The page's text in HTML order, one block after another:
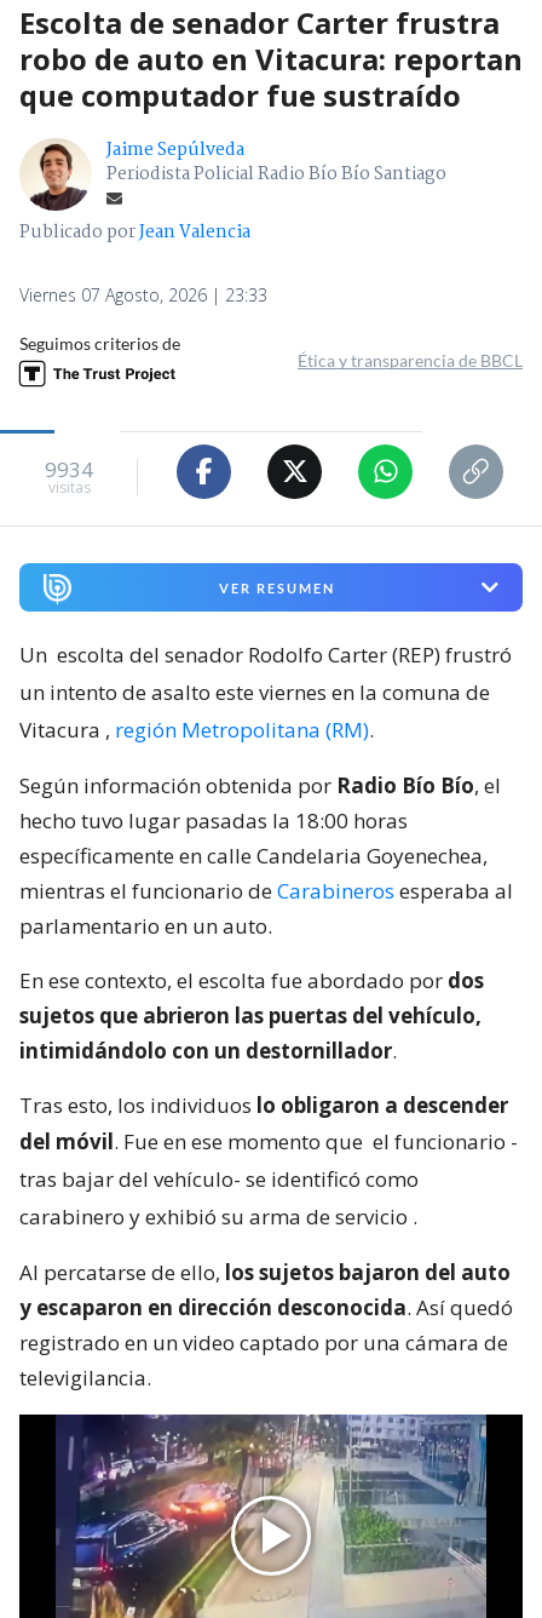
Escolta de senador Carter frustra
robo de auto en Vitacura: reportan
que computador fue sustraído
Jaime Sepúlveda
Periodista Policial Radio Bío Bío Santiago
Publicado porJean Valencia
Viernes 07 Agosto, 2026 | 23:33
Seguimos criterios de
Ética y transparencia de BBCL
9934
visitas
VER RESUMEN
Un escolta del senador Rodolfo Carter (REP) frustró
un intento de asalto este viernes en la comuna de
Vitacura , región Metropolitana (RM).
Según información obtenida por Radio Bío Bío, el
hecho tuvo lugar pasadas la 18:00 horas
específicamente en calle Candelaria Goyenechea,
mientras el funcionario deCarabineros esperaba al
parlamentario en un auto.
En ese contexto, el escolta fue abordado por dos
sujetos que abrieron las puertas del vehículo,
intimidándolo con un destornillador.
Tras esto, los individuos lo obligaron a descender
del móvil. Fue en ese momento que el funcionario -
tras bajar del vehículo- se identificó como
carabinero y exhibió su arma de servicio .
Al percatarse de ello, los sujetos bajaron del auto
y escaparon en dirección desconocida. Así quedó
registrado en un video captado por una cámara de
televigilancia.